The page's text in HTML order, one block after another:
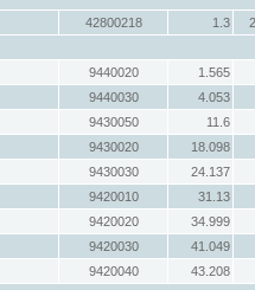
42800218 1.3
9440020
1.565
9440030
4.053
9430050
11.6
9430020
18.098
9430030
24.137
9420010
31.13
9420020
34.999
9420030
41.049
9420040
43.208